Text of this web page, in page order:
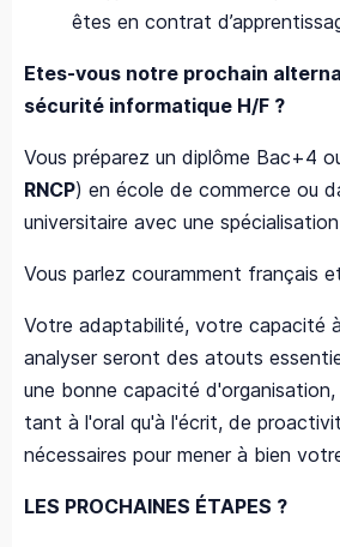
êtes en contrat
Etes-vous notre prochain
sécurité informatique H/F ?
Vous préparez un diplôme Bac+4
RNCP) en école de commerce ou
universitaire avec une
Vous parlez couramment français
Votre adaptabilité, votre capacité
analyser seront des atouts
une bonne capacité
tant à l'oral qu'à l'écrit, de
nécessaires pour mener à bien
LES PROCHAINES ÉTAPES ?